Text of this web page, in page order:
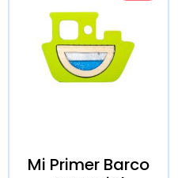
Mi Primer Barco